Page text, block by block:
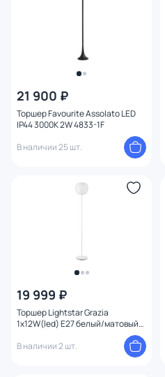
21 900 ₽
Торшер Favourite Assolato LED
IP44 3000К 2W 4833-1F
В наличии 25 шт.
19 999 ₽
Торшер Lightstar Grazia
1x12W(led) E27 белый/матовый
В наличии 2 шт.